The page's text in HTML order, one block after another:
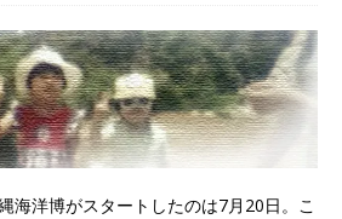
海洋博がスタートしたのは7月20日。こ